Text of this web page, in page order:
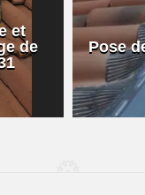
et
de
Pose